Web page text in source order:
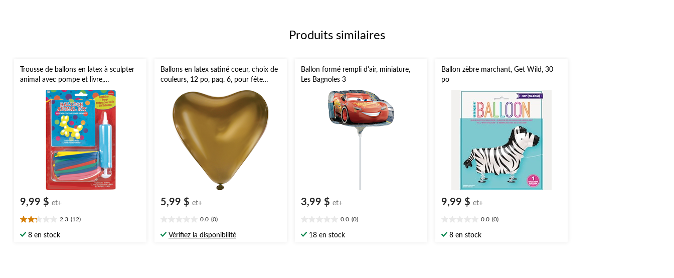
Produits similaires
Trousse de ballons en latex à sculpter
animal avec pompe et livre,
multicolore, 11 po, paq. 40, pour fête
d'anniversaire
9,99 $ et+
2.3 (12)
2.3
étoile(s)
8 en stock
Ballons en latex satiné coeur, choix de
couleurs, 12 po, paq. 6, pour fête
d'anniversaire
5,99 $ et+
0.0 (0)
étoile(s)
Vérifiez la disponibilité
Ballon formé rempli d'air, miniature,
Les Bagnoles 3
3,99 $ et+
0.0 (0)
étoile(s)
18 en stock
Ballon zèbre marchant, Get Wild, 30
po
9,99 $ et+
0.0 (0)
étoile(s)
8 en stock